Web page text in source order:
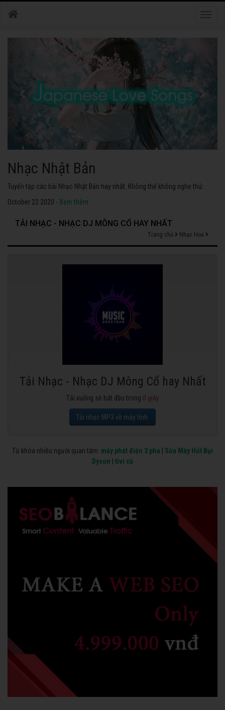
Nhạc Nhật Bản
Tuyển tập các bài Nhạc Nhật Bản hay nhất. Không thể không nghe thử.
October 22 2020 - Xem thêm
TẢI NHẠC - NHẠC DJ MÔNG CỔ HAY NHẤT
Trang chủ Nhạc Hoa
Tải Nhạc - Nhạc DJ Mông Cổ hay Nhất
Tải xuống sẽ bắt đầu trong 0 giây
Tải nhạc MP3 về máy tính.
Từ khóa nhiều người quan tâm: máy phát điện 3 pha
Sửa Máy Hút Bụi
Dyson
tivi cũ